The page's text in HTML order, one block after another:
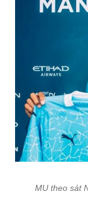
MU theo sát